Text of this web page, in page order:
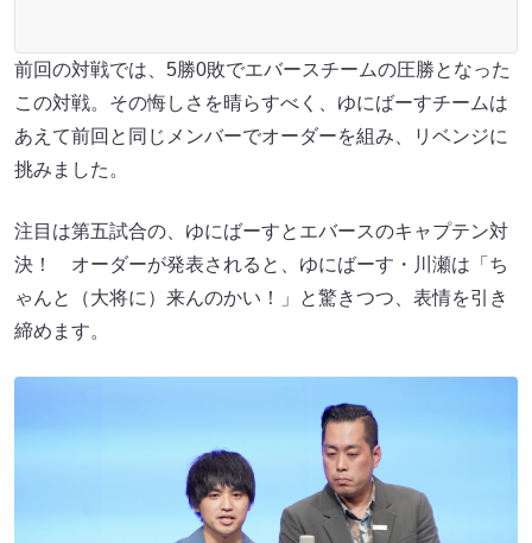
前回の対戦では、5勝0敗でエバースチームの圧勝となった
この対戦。その悔しさを晴らすべく、ゆにばーすチームは
あえて前回と同じメンバーでオーダーを組み、リベンジに
挑みました。
注目は第五試合の、ゆにばーすとエバースのキャプテン対
決！ オーダーが発表されると、ゆにばーす・川瀬は「ち
ゃんと（大将に）来んのかい！」と驚きつつ、表情を引き
締めます。